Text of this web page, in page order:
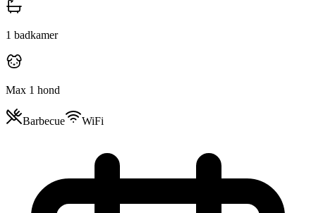
1 badkamer
Max 1 hond
Barbecue WiFi